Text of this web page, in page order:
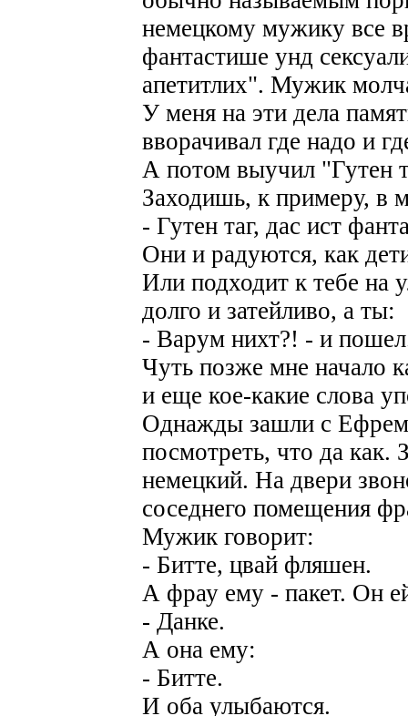
немецкому мужику все
фантастише унд
апетитлих". Мужик
У меня на эти дела
вворачивал где надо и
А потом выучил "Гутен
Заходишь, к примеру, в
- Гутен таг, дас ист
Они и радуются, как
Или подходит к тебе на
долго и затейливо, а ты:
- Варум нихт?! - и
Чуть позже мне начало
и еще кое-какие слова
Однажды зашли с
посмотреть, что да
немецкий. На двери
соседнего помещения
Мужик говорит:
- Битте, цвай фляшен.
А фрау ему - пакет. Он
- Данке.
А она ему:
- Битте.
И оба улыбаются.